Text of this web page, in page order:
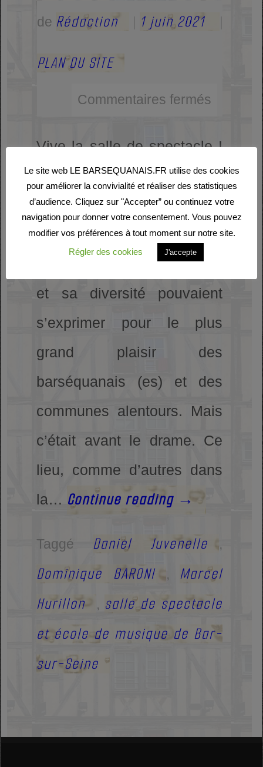
de Rédaction 1 juin 2021
PLAN DU SITE
Commentaires fermés
Vive la salle de spectacle !
Le passé Bar-Sur-Seine
était doté d’un « petit
théâtre ». En ce lieu, peu
fonctionnel certes, la culture
et sa diversité pouvaient
s’exprimer pour le plus
grand plaisir des
barséquanais (es) et des
communes alentours. Mais
c’était avant le drame. Ce
lieu, comme d’autres dans
la… Continue reading →
Taggé Daniel Juvenelle ,
Dominique BARONI , Marcel
Hurillon
, salle de spectacle
et école de musique de Bar-
sur-Seine
Le site web LE BARSEQUANAIS.FR utilise des cookies
pour améliorer la convivialité et réaliser des statistiques
d’audience. Cliquez sur "Accepter” ou continuez votre
navigation pour donner votre consentement. Vous pouvez
modifier vos préférences à tout moment sur notre site.
Régler des cookies
J'accepte